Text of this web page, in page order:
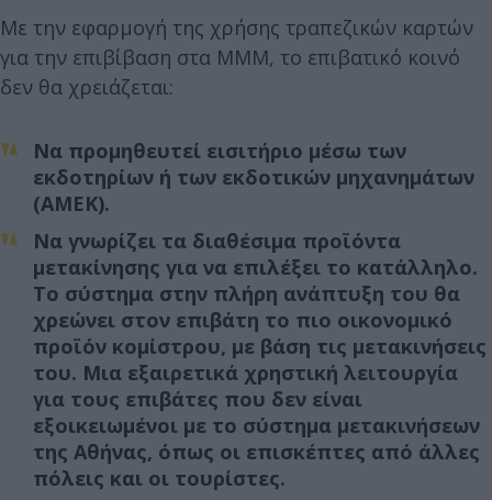
Με την εφαρμογή της χρήσης τραπεζικών καρτών
για την επιβίβαση στα ΜΜΜ, το επιβατικό κοινό
δεν θα χρειάζεται:
Να προμηθευτεί εισιτήριο μέσω των
εκδοτηρίων ή των εκδοτικών μηχανημάτων
(ΑΜΕΚ).
Να γνωρίζει τα διαθέσιμα προϊόντα
μετακίνησης για να επιλέξει το κατάλληλο.
Το σύστημα στην πλήρη ανάπτυξη του θα
χρεώνει στον επιβάτη το πιο οικονομικό
προϊόν κομίστρου, με βάση τις μετακινήσεις
του. Μια εξαιρετικά χρηστική λειτουργία
για τους επιβάτες που δεν είναι
εξοικειωμένοι με το σύστημα μετακινήσεων
της Αθήνας, όπως οι επισκέπτες από άλλες
πόλεις και οι τουρίστες.